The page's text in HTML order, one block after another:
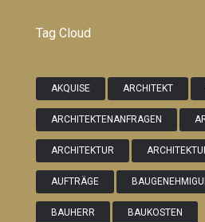
Tag Cloud
AKQUISE ARCHITEKT
ARCHITEKTENANFRAGEN
ARCHITEKTUR
AUFTRÄGE
BAUHERR BAUKOSTEN